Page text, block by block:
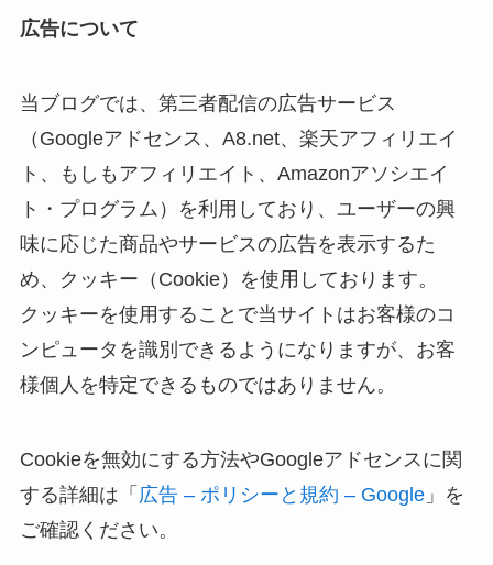
広告について
当ブログでは、第三者配信の広告サービス
（Googleアドセンス、A8.net、楽天アフィリエイ
ト、もしもアフィリエイト、Amazonアソシエイ
ト・プログラム）を利用しており、ユーザーの興
味に応じた商品やサービスの広告を表示するた
め、クッキー（Cookie）を使用しております。
クッキーを使用することで当サイトはお客様のコ
ンピュータを識別できるようになりますが、お客
様個人を特定できるものではありません。
Cookieを無効にする方法やGoogleアドセンスに関
する詳細は「 広告 – ポリシーと規約 – Google」を
ご確認ください。